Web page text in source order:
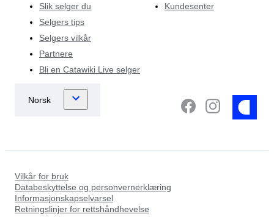
Slik selger du
Selgers tips
Selgers vilkår
Partnere
Bli en Catawiki Live selger
Kundesenter
Vilkår for bruk
Databeskyttelse og personvernerklæring
Informasjonskapselvarsel
Retningslinjer for rettshåndhevelse